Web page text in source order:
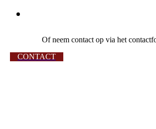
Of neem contact op via het
CONTACT